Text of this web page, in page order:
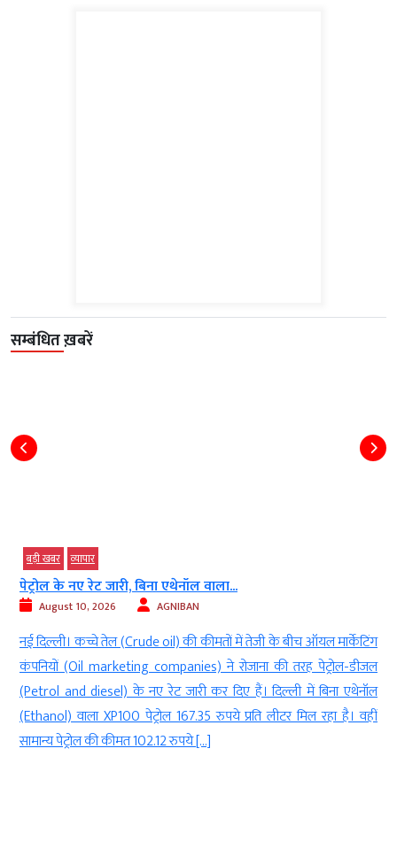
सम्बंधित ख़बरें
बड़ी खबर व्‍यापार
पेट्रोल के नए रेट जारी, बिना एथेनॉल वाला...
August 10, 2026 AGNIBAN
नई दिल्ली। कच्चे तेल (Crude oil) की कीमतों में तेजी के बीच ऑयल मार्केटिंग
कंपनियों (Oil marketing companies) ने रोजाना की तरह पेट्रोल-डीजल
(Petrol and diesel) के नए रेट जारी कर दिए हैं। दिल्ली में बिना एथेनॉल
(Ethanol) वाला XP100 पेट्रोल 167.35 रुपये प्रति लीटर मिल रहा है। वहीं
सामान्य पेट्रोल की कीमत 102.12 रुपये […]